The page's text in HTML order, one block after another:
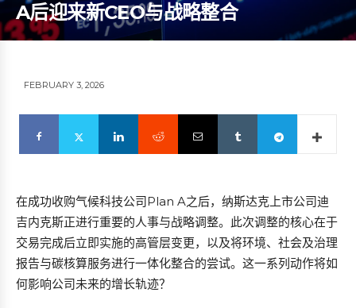
A后迎来新CEO与战略整合
FEBRUARY 3, 2026
在成功收购气候科技公司Plan A之后，纳斯达克上市公司迪
吉内克斯正进行重要的人事与战略调整。此次调整的核心在于
交易完成后立即实施的高管层变更，以及将环境、社会及治理
报告与碳核算服务进行一体化整合的尝试。这一系列动作将如
何影响公司未来的增长轨迹？